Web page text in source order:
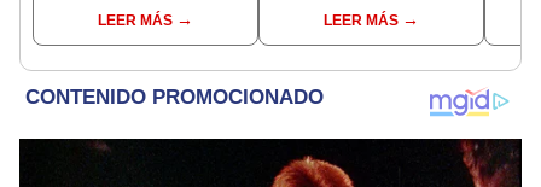
Serenazgo recuperó el
dinero
LEER MÁS
del 6 de agosto
LEER MÁS